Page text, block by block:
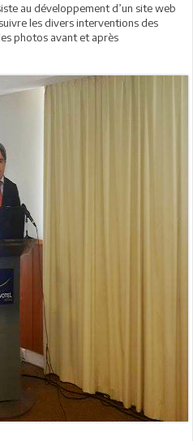
au développement d’un site web
les divers interventions des
photos avant et après